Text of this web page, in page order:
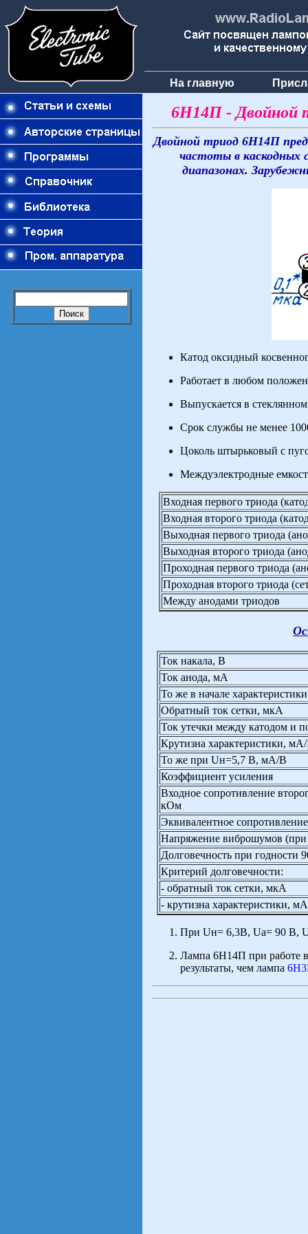
На главную
6Н14П - Двойной
Двойной триод 6Н14П
частоты в каскодных
диапазонах.
Катод оксидный
Работает в любом
Выпускается в
Срок службы не менее
Цоколь штырьковый с
Междуэлектродные
Входная первого триода
Входная второго триода
Выходная первого триода
Выходная второго триода
Проходная первого триода
Проходная второго триода
Между анодами триодов
Ток накала, В
Ток анода, мА
То же в начале
Обратный ток сетки, мкА
Ток утечки между катодом и
Крутизна характеристики,
То же при Uн=5,7 В, мА/В
Коэффициент усиления
Входное сопротивление
кОм
Эквивалентное
Напряжение виброшумов
Долговечность при годности
Критерий долговечности:
- обратный ток сетки, мкА
- крутизна характеристики,
При Uн= 6,3В, Uа= 90 В,
Лампа 6Н14П при работе
результаты, чем лампа